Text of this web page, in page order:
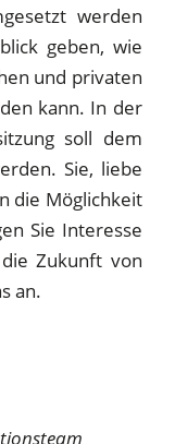
werden
geben, wie
und privaten
kann. In der
soll dem
Sie, liebe
die Möglichkeit
Sie Interesse
Zukunft von
an.